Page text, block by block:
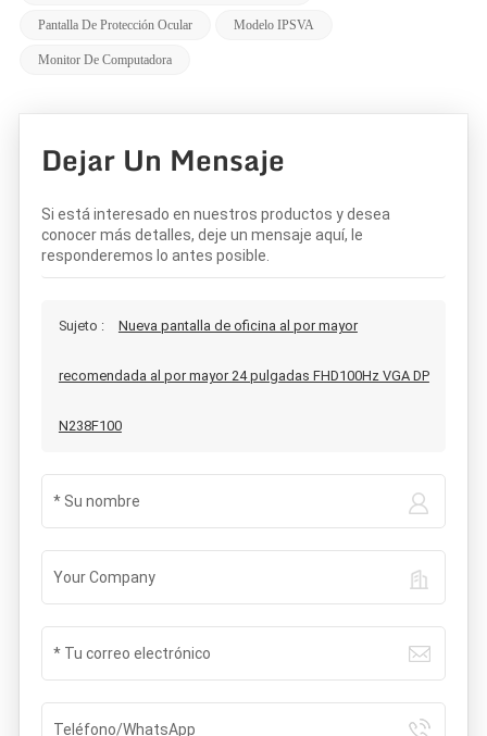
Pantalla De Protección Ocular Modelo IPSVA
Monitor De Computadora
Dejar Un Mensaje
Si está interesado en nuestros productos y desea
conocer más detalles, deje un mensaje aquí, le
responderemos lo antes posible.
Sujeto : Nueva pantalla de oficina al por mayor
recomendada al por mayor 24 pulgadas FHD100Hz VGA DP
N238F100